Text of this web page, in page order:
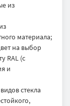
из
материала;
на выбор
RAL (с
и
стекла